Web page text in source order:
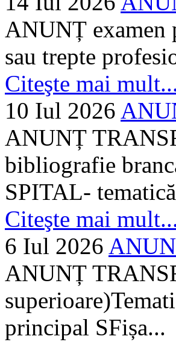
ANUNȚ examen
sau trepte
Citeşte mai
10 Iul 2026
ANUNȚ
bibliografie
SPITAL-
Citeşte mai
6 Iul 2026
ANUNȚ
principal SFișa...